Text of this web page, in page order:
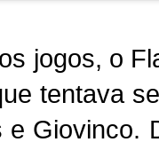
jogos, o
tentava
e Giovinco.